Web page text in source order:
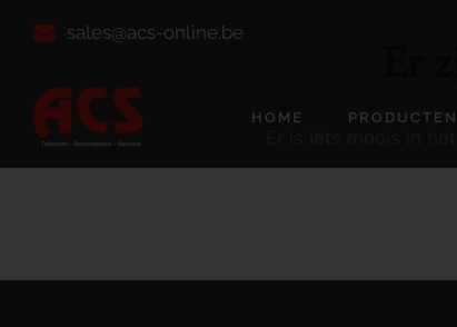
sales@acs-online.be
HOME PRODUCTEN